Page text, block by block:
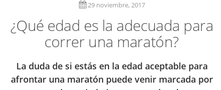
29 noviembre, 2017
¿Qué edad es la adecuada para
correr una maratón?
La duda de si estás en la edad aceptable para
afrontar una maratón puede venir marcada por